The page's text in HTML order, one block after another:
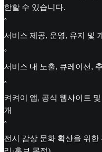
한할 수 있습니다.
◦
서비스 제공, 운영, 유지 및
◦
서비스 내 노출, 큐레이션,
◦
켜켜이 앱, 공식 웹사이트
개
◦
전시 감상 문화 확산을 위한